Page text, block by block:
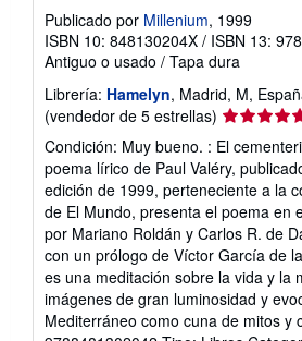
Publicado por Millenium, 1999
ISBN 10: 848130204X / ISBN 13:
Antiguo o usado / Tapa dura
Librería: Hamelyn, Madrid, M,
(vendedor de 5 estrellas) Calificación
del
vendedor:
5
de
5
estrellas
Condición: Muy bueno. : El
poema lírico de Paul Valéry,
edición de 1999, perteneciente a la
de El Mundo, presenta el poema en
por Mariano Roldán y Carlos R. de
con un prólogo de Víctor García de
es una meditación sobre la vida y la
imágenes de gran luminosidad y
Mediterráneo como cuna de mitos y